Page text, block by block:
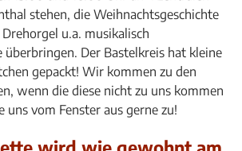
stehen, die Weihnachtsgeschichte
u.a. musikalisch
Der Bastelkreis hat kleine
gepackt! Wir kommen zu den
wenn die diese nicht zu uns kommen
uns vom Fenster aus gerne zu!